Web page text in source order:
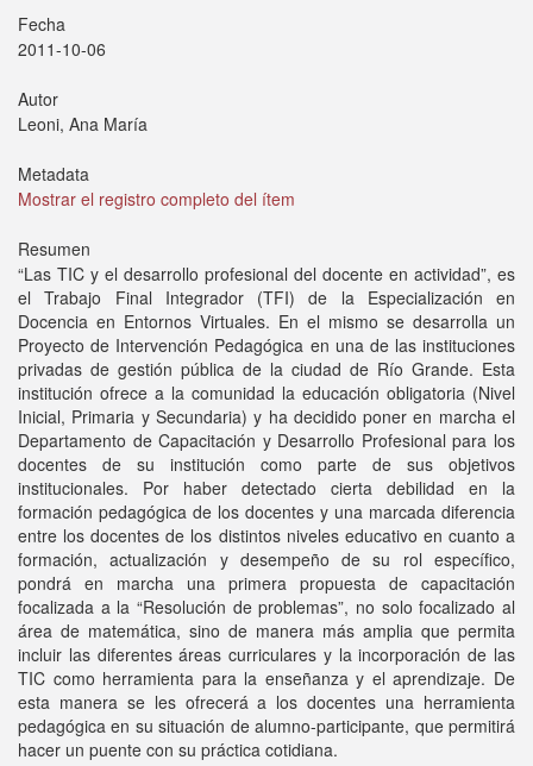
Fecha
2011-10-06
Autor
Leoni, Ana María
Metadata
Mostrar el registro completo del ítem
Resumen
“Las TIC y el desarrollo profesional del docente en actividad”, es
el Trabajo Final Integrador (TFI) de la Especialización en
Docencia en Entornos Virtuales. En el mismo se desarrolla un
Proyecto de Intervención Pedagógica en una de las instituciones
privadas de gestión pública de la ciudad de Río Grande. Esta
institución ofrece a la comunidad la educación obligatoria (Nivel
Inicial, Primaria y Secundaria) y ha decidido poner en marcha el
Departamento de Capacitación y Desarrollo Profesional para los
docentes de su institución como parte de sus objetivos
institucionales. Por haber detectado cierta debilidad en la
formación pedagógica de los docentes y una marcada diferencia
entre los docentes de los distintos niveles educativo en cuanto a
formación, actualización y desempeño de su rol específico,
pondrá en marcha una primera propuesta de capacitación
focalizada a la “Resolución de problemas”, no solo focalizado al
área de matemática, sino de manera más amplia que permita
incluir las diferentes áreas curriculares y la incorporación de las
TIC como herramienta para la enseñanza y el aprendizaje. De
esta manera se les ofrecerá a los docentes una herramienta
pedagógica en su situación de alumno-participante, que permitirá
hacer un puente con su práctica cotidiana.